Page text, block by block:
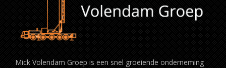
Mick Volendam Groep is een snel groeiende onderneming